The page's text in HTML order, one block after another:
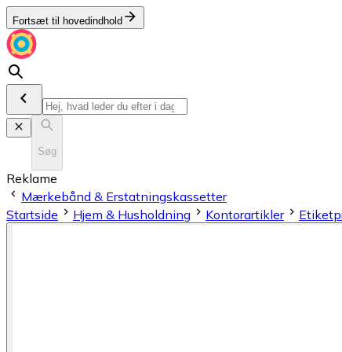
Fortsæt til hovedindhold
Søg
Reklame
Mærkebånd & Erstatningskassetter
Startside
Hjem & Husholdning Kontorartikler